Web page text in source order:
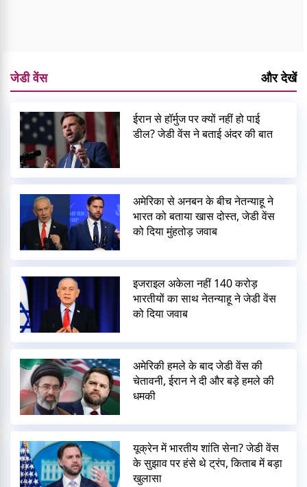
जेडी वेंस और देखें
ईरान से हॉर्मुज पर क्यों नहीं हो पाई
डील? जेडी वेंस ने बताई अंदर की बात
अमेरिका से अनबन के बीच नेतन्याहू ने
भारत को बताया खास दोस्त, जेडी वेंस
को दिया मुंहतोड़ जवाब
इजराइल अकेला नहीं 140 करोड़
भारतीयों का साथ नेतन्याहू ने जेडी वेंस
को दिया जवाब
अमेरिकी हमले के बाद जेडी वेंस की
चेतावनी, ईरान ने दी और बड़े हमले की
धमकी
यूक्रेन में भारतीय शांति सेना? जेडी वेंस
के सुझाव पर हंसे थे ट्रंप, किताब में बड़ा
खुलासा